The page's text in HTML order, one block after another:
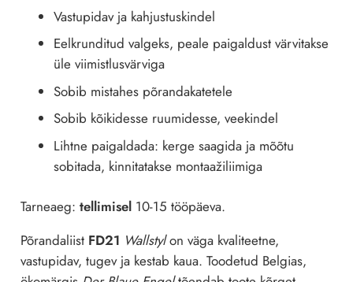
Vastupidav ja kahjustuskindel
Eelkrunditud valgeks, peale paigaldust värvitakse
üle viimistlusvärviga
Sobib mistahes põrandakatetele
Sobib kõikidesse ruumidesse, veekindel
Lihtne paigaldada: kerge saagida ja mõõtu
sobitada, kinnitatakse montaažiliimiga
Tarneaeg: tellimisel10-15 tööpäeva.
Põrandaliist FD21 Wallstylon väga kvaliteetne,
vastupidav, tugev ja kestab kaua. Toodetud Belgias,